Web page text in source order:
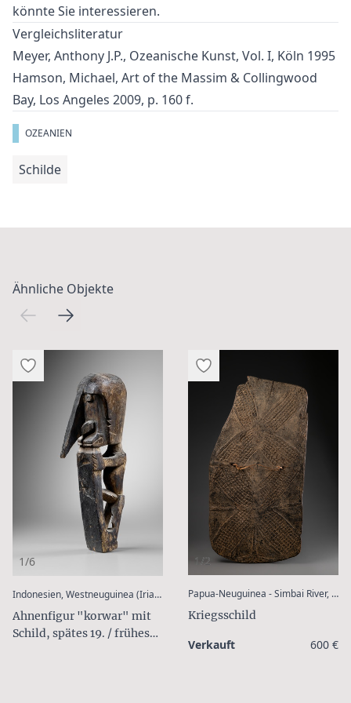
könnte Sie interessieren.
Vergleichsliteratur
Meyer, Anthony J.P., Ozeanische Kunst, Vol. I, Köln 1995
Hamson, Michael, Art of the Massim & Collingwood
Bay, Los Angeles 2009, p. 160 f.
OZEANIEN
Schilde
Ähnliche Objekte
1/6
Indonesien, Westneuguinea (Irian Jaya) - Insel Yapen :
Ahnenfigur "korwar" mit
Schild, spätes 19. / frühes
1/2
Papua-Neuguinea - Simbai River, Kalam
Kriegsschild
Verkauft 600 €